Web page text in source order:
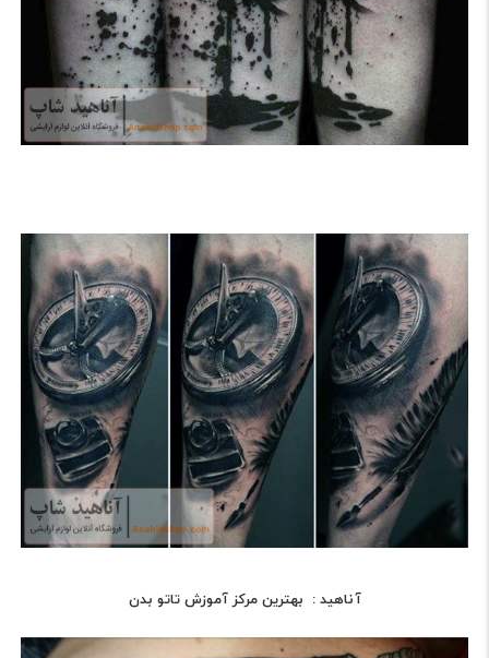
آناهید : بهترین مرکز آموزش تاتو بدن